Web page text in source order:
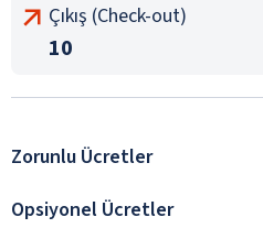
Çıkış (Check-out)
10
Zorunlu Ücretler
Opsiyonel Ücretler